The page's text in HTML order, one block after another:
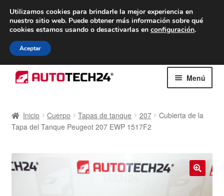
ENTREGA desde 7 EUR
De lunes a viernes de 9 a. m. a 4 p. m.
navegación
al
Menú
Caja registradora
Carro
Inicio Cuerpo Tapas de tanque 207
Cubierta de la
Tapa del Tanque Peugeot 207 EWP 1517F2
Utilizamos cookies para brindarle la mejor experiencia en
nuestro sitio web. Puede obtener más información sobre qué
cookies estamos usando o desactivarlas en configuración.
Aceptar